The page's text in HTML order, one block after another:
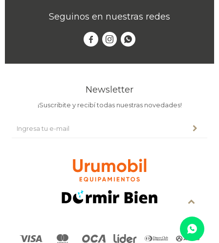
Seguinos en nuestras redes
  
Newsletter
¡Suscribite y recibí todas nuestras novedades!